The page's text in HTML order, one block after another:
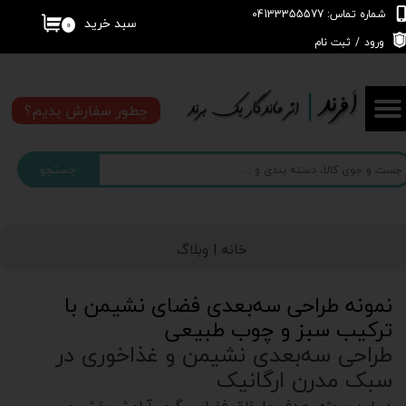
جستجو
شماره تماس: 04133355577
۰ سبد خرید
ورود / ثبت نام
حساب کاربری من
تغییر گذر واژه
سفارشات
خروج از حساب کاربری
چطور سفارش بدیم؟
خانه | وبلاگ
نمونه طراحی سه‌بعدی فضای نشیمن با
ترکیب سبز و چوب طبیعی
طراحی سه‌بعدی نشیمن و غذاخوری در
سبک مدرن ارگانیک